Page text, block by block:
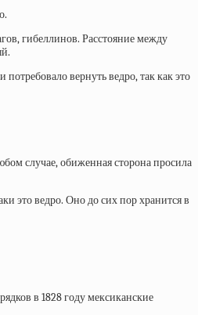
гибеллинов. Расстояние между
вернуть ведро, так как это
случае, обиженная сторона просила
это ведро. Оно до сих пор хранится в
в 1828 году мексиканские